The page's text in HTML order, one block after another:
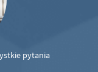
pytania